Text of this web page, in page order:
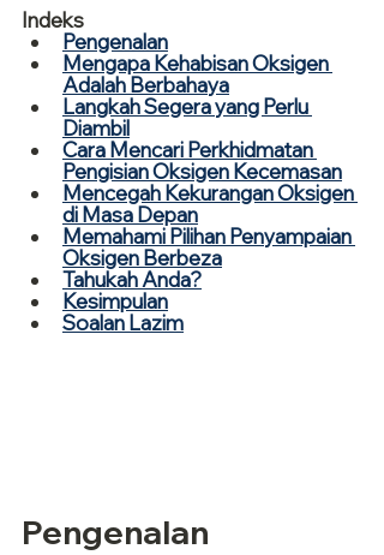
Indeks
Pengenalan
Mengapa Kehabisan Oksigen
Adalah Berbahaya
Langkah Segera yang Perlu
Diambil
Cara Mencari Perkhidmatan
Pengisian Oksigen Kecemasan
Mencegah Kekurangan Oksigen
di Masa Depan
Memahami Pilihan Penyampaian
Oksigen Berbeza
Tahukah Anda?
Kesimpulan
Soalan Lazim
Pengenalan